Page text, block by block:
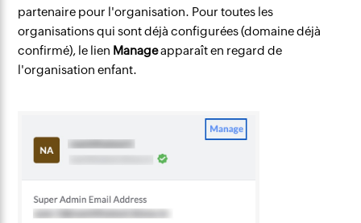
partenaire pour l'organisation. Pour toutes les
organisations qui sont déjà configurées (domaine déjà
confirmé), le lien Manageapparaît en regard de
l'organisation enfant.